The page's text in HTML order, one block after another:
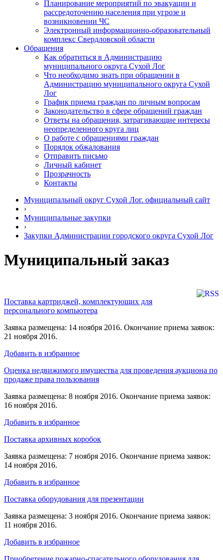
Планирование мероприятий по эвакуации и
рассредоточению населения при угрозе и
возникновении ЧС
Электронный информационно-образовательный
комплекс Свердловской области
Обращения
Как обратиться в Администрацию
муниципального округа Сухой Лог
Что необходимо знать при обращении в
Администрацию муниципального округа Сухой
Лог
График приема граждан по личным вопросам
Законодательство в сфере обращений граждан
Ответы на обращения, затрагивающие интересы
неопределенного круга лиц
О работе с обращениями граждан
Порядок обжалования
Отправить письмо
Личный кабинет
Прозрачность
Контакты
Муниципальный округ Сухой Лог. официальный сайт
›
Муниципальные закупки
›
Закупки Администрации городского округа Сухой Лог
Муниципальный заказ
Поставка картриджей, комплектующих для
персонального компьютера
Заявка размещена: 14 ноября 2016. Окончание приема заявок:
21 ноября 2016.
Добавить в избранное
Оценка недвижимого имущества для проведения аукциона по
продаже права пользования
Заявка размещена: 8 ноября 2016. Окончание приема заявок:
16 ноября 2016.
Добавить в избранное
Поставка архивных коробок
Заявка размещена: 7 ноября 2016. Окончание приема заявок:
14 ноября 2016.
Добавить в избранное
Поставка оборудования для презентации
Заявка размещена: 3 ноября 2016. Окончание приема заявок:
11 ноября 2016.
Добавить в избранное